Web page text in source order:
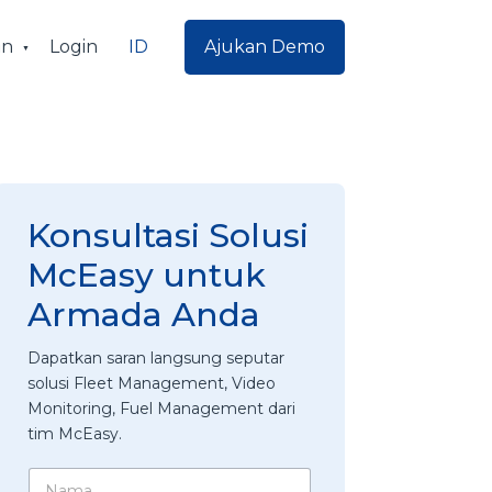
Login ID Ajukan Demo
Konsultasi Solusi
McEasy untuk
Armada Anda
Dapatkan saran langsung seputar
solusi Fleet Management, Video
Monitoring, Fuel Management dari
tim McEasy.
N